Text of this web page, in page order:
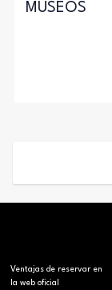
MUSEOS
Ventajas de reservar en
la web oficial